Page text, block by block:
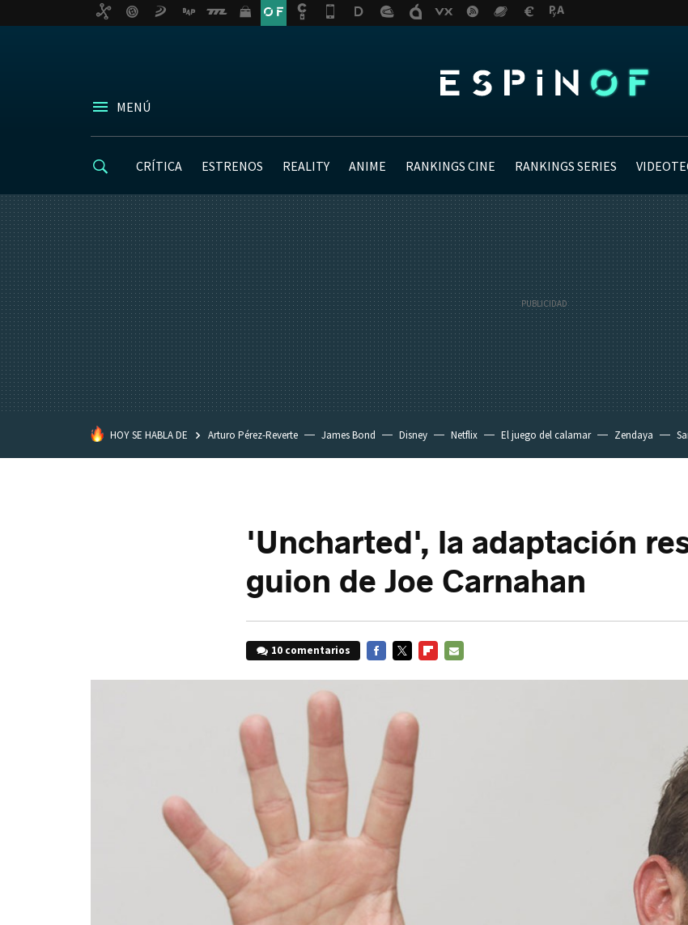
MENÚ
CRÍTICA ESTRENOS REALITY ANIME RANKINGS CINE RANKINGS SERIES
HOY SE HABLA DE Arturo Pérez-Reverte James Bond Disney Netflix El juego del calamar Zendaya
'Uncharted', la adaptación
guion de Joe Carnahan
10 comentarios